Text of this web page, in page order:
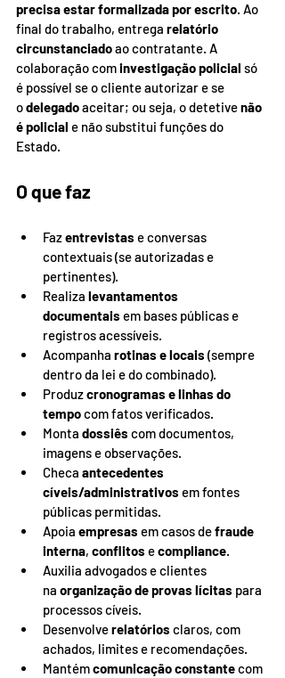
precisa estar formalizada por escrito. Ao
final do trabalho, entrega relatório
circunstanciado ao contratante. A
colaboração com investigação policial só
é possível se o cliente autorizar e se
o delegado aceitar; ou seja, o detetive não
é policial e não substitui funções do
Estado.
O que faz
Faz entrevistas e conversas
contextuais (se autorizadas e
pertinentes).
Realiza levantamentos
documentais em bases públicas e
registros acessíveis.
Acompanha rotinas e locais (sempre
dentro da lei e do combinado).
Produz cronogramas e linhas do
tempo com fatos verificados.
Monta dossiês com documentos,
imagens e observações.
Checa antecedentes
cíveis/administrativos em fontes
públicas permitidas.
Apoia empresas em casos de fraude
interna, conflitos e compliance.
Auxilia advogados e clientes
na organização de provas lícitas para
processos cíveis.
Desenvolve relatórios claros, com
achados, limites e recomendações.
Mantém comunicação constante com